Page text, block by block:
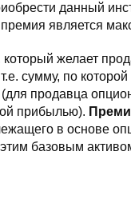
данный
является
желает
сумму, по
(для продавца
прибылью).
в основе
этим базовым